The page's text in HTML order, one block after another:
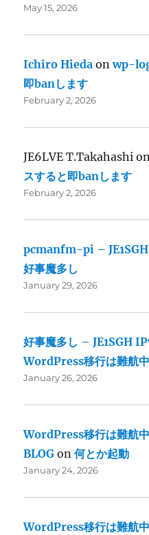
May 15, 2026
Ichiro Hieda onwp-
即banします
February 2, 2026
JE6LVE T.Takahashi
スすると即banします
February 2, 2026
pcmanfm-pi –
好事魔多し
January 29, 2026
好事魔多し – JE1SGH
WordPress移行は難航中
January 26, 2026
WordPress移行は難航
BLOG on何とか起動
January 24, 2026
WordPress移行は難航